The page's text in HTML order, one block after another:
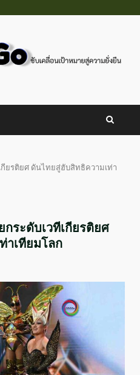
กียรติยศ ดันไทยสู่ฮับสิทธิความเท่า
กระดับเวทีเกียรติยศ
าเทียมโลก